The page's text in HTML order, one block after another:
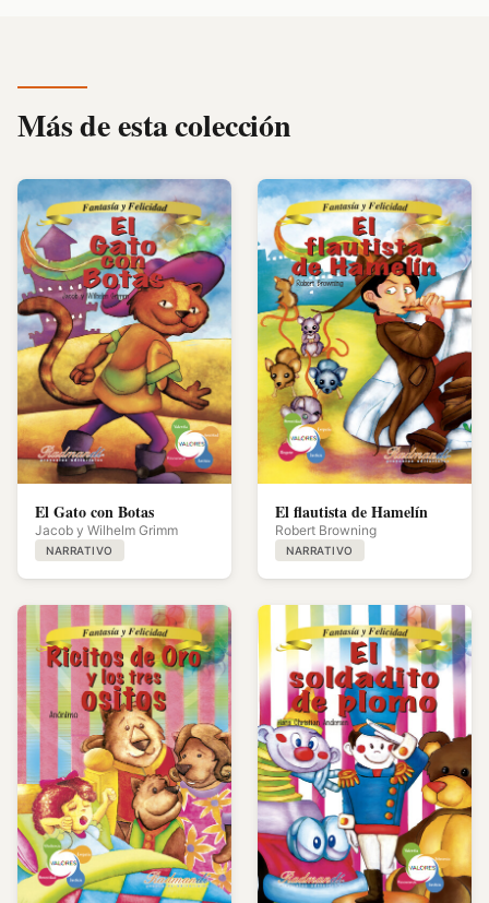
Más de esta colección
El Gato con Botas
Jacob y Wilhelm Grimm
NARRATIVO
El flautista de Hamelín
Robert Browning
NARRATIVO